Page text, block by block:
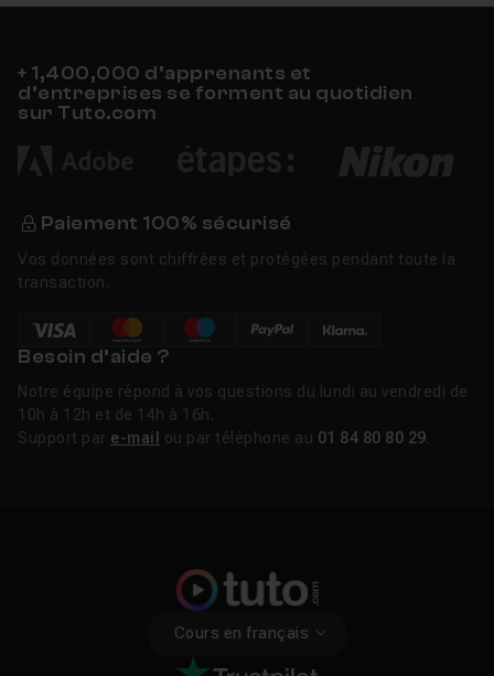
+ 1,400,000 d’apprenants et
d’entreprises se forment au quotidien
sur Tuto.com
Paiement 100% sécurisé
Vos données sont chiffrées et protégées pendant toute la
transaction.
Besoin d’aide ?
Notre équipe répond à vos questions du lundi au vendredi de
10h à 12h et de 14h à 16h.
Support par e-mail ou par téléphone au 01 84 80 80 29
Cours en français